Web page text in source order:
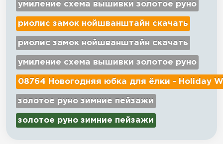
умиление схема вышивки золотое руно
риолис замок нойшванштайн скачать
риолис замок нойшванштайн скачать
умиление схема вышивки золотое руно
08764 Новогодняя юбка для ёлки - Holiday
золотое руно зимние пейзажи
золотое руно зимние пейзажи